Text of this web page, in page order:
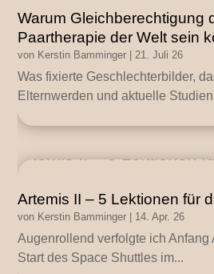
Warum Gleichberechtigung
Paartherapie der Welt sein
von Kerstin Bamminger |21. Juli 26
Was fixierte Geschlechterbilder,
Elternwerden und aktuelle
Artemis II – 5 Lektionen für
von Kerstin Bamminger 14. Apr. 26
Augenrollend verfolgte ich Anfang
Start des Space Shuttles im...